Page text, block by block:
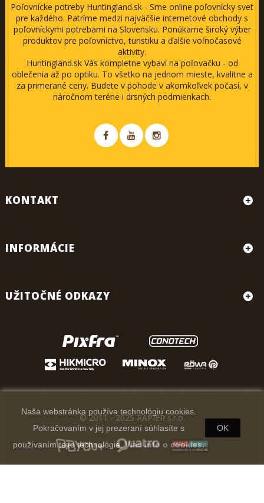
Poľovnícke potreby Huntingland.sk - Sme online poľovnícky svet
pre každého. Patríme medzi najväčšie internetové obchody s
poľovníckymi potrebami na Slovensku. Ponúkame široký výber
produktov pre poľovníctvo, turistiku a ďalšie voľnočasové
aktivity.
Huntingland.sk Vás kompletne vybaví na poľovačku - od
oblečenia až po optiku. To všetko na jednom mieste, kvalitne a
za primerané ceny. Budete v pohode v akomkoľvek počasí, v
náročnom teréne i drsných podmienkach.
KONTAKT
INFORMÁCIE
UŽITOČNÉ ODKAZY
Naša webstránka používa technológiu cookies.
Pokračovaním v jej prezeraní súhlasíte s
používaním tejto technológie.Viac info o cookies.
OK
© 2011 - 2025 RAPIER s.r.o.